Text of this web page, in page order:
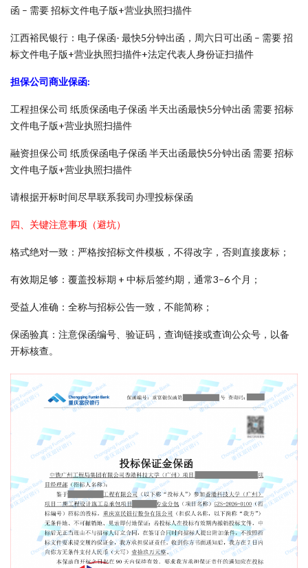
函 – 需要 招标文件电子版+营业执照扫描件
江西裕民银行：电子保函- 最快5分钟出函，周六日可出函 – 需要 招
标文件电子版+营业执照扫描件+法定代表人身份证扫描件
担保公司商业保函:
工程担保公司 纸质保函电子保函 半天出函最快5分钟出函 需要 招标
文件电子版+营业执照扫描件
融资担保公司 纸质保函电子保函 半天出函最快5分钟出函 需要 招标
文件电子版+营业执照扫描件
请根据开标时间尽早联系我司办理投标保函
四、关键注意事项（避坑）
格式绝对一致：严格按招标文件模板，不得改字，否则直接废标；
有效期足够：覆盖投标期 + 中标后签约期，通常3–6 个月；
受益人准确：全称与招标公告一致，不能简称；
保函验真：注意保函编号、验证码，查询链接或查询公众号，以备
开标核查。